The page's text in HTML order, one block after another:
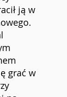
ją w
grać w